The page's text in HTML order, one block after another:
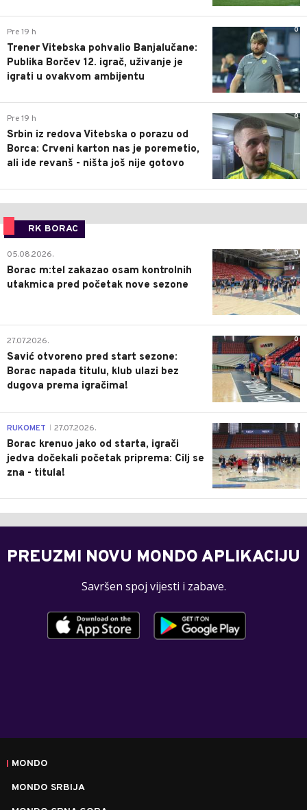
0
Pre 19 h
Trener Vitebska pohvalio Banjalučane:
Publika Borčev 12. igrač, uživanje je
igrati u ovakvom ambijentu
0
Pre 19 h
Srbin iz redova Vitebska o porazu od
Borca: Crveni karton nas je poremetio,
ali ide revanš - ništa još nije gotovo
RK BORAC
0
05.08.2026.
Borac m:tel zakazao osam kontrolnih
utakmica pred početak nove sezone
0
27.07.2026.
Savić otvoreno pred start sezone:
Borac napada titulu, klub ulazi bez
dugova prema igračima!
0
RUKOMET 27.07.2026.
Borac krenuo jako od starta, igrači
jedva dočekali početak priprema: Cilj se
zna - titula!
PREUZMI NOVU MONDO APLIKACIJU
Savršen spoj vijesti i zabave.
MONDO
MONDO SRBIJA